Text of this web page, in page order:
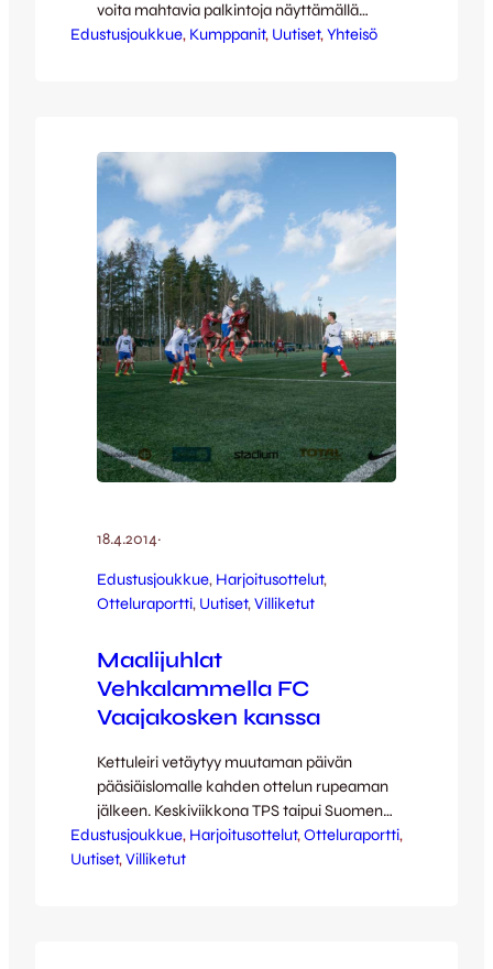
voita mahtavia palkintoja näyttämällä
omat taitosi tarkkuuspotkussa!
osallistujalle on luvassa mukava palkinto –
perheen pienimmille jopa oma kausikortti!
Tervetuloa Vaajakosken Apteekkiin!
Edustusjoukkue, Kumppanit, Uutiset, Yhteisö
18.4.2014·
Edustusjoukkue, Harjoitusottelut
Otteluraportti, Uutiset, Villiketut
Maalijuhlat
Vehkalammella FC
Vaajakosken kanssa
Kettuleiri vetäytyy muutaman päivän
pääsiäislomalle kahden ottelun rupeaman
jälkeen. Keskiviikkona TPS taipui Suomen
Cupin merkeissä ja torstaina edustuksen
pelaajista ja junioreista kootut Villiketut
Edustusjoukkue, Harjoitusottelut, Otteluraportti
Uutiset, Villiketut